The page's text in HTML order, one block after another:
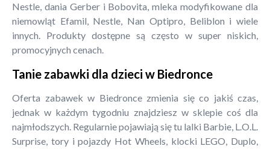
Nestle, dania Gerber i Bobovita, mleka modyfikowane dla
niemowląt Efamil, Nestle, Nan Optipro, Beliblon i wiele
innych. Produkty dostępne są często w super niskich,
promocyjnych cenach.
Tanie zabawki dla dzieci w Biedronce
Oferta zabawek w Biedronce zmienia się co jakiś czas,
jednak w każdym tygodniu znajdziesz w sklepie coś dla
najmłodszych. Regularnie pojawiają się tu lalki Barbie, L.O.L.
Surprise, tory i pojazdy Hot Wheels, klocki LEGO, Duplo,